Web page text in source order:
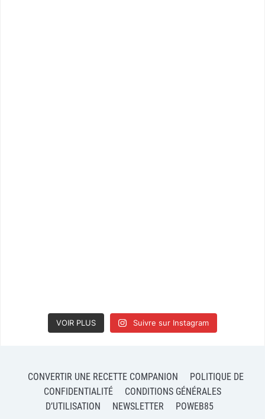
VOIR PLUS Suivre sur Instagram
CONVERTIR UNE RECETTE COMPANION
POLITIQUE DE
CONFIDENTIALITÉ
CONDITIONS GÉNÉRALES
D’UTILISATION
NEWSLETTER POWEB85